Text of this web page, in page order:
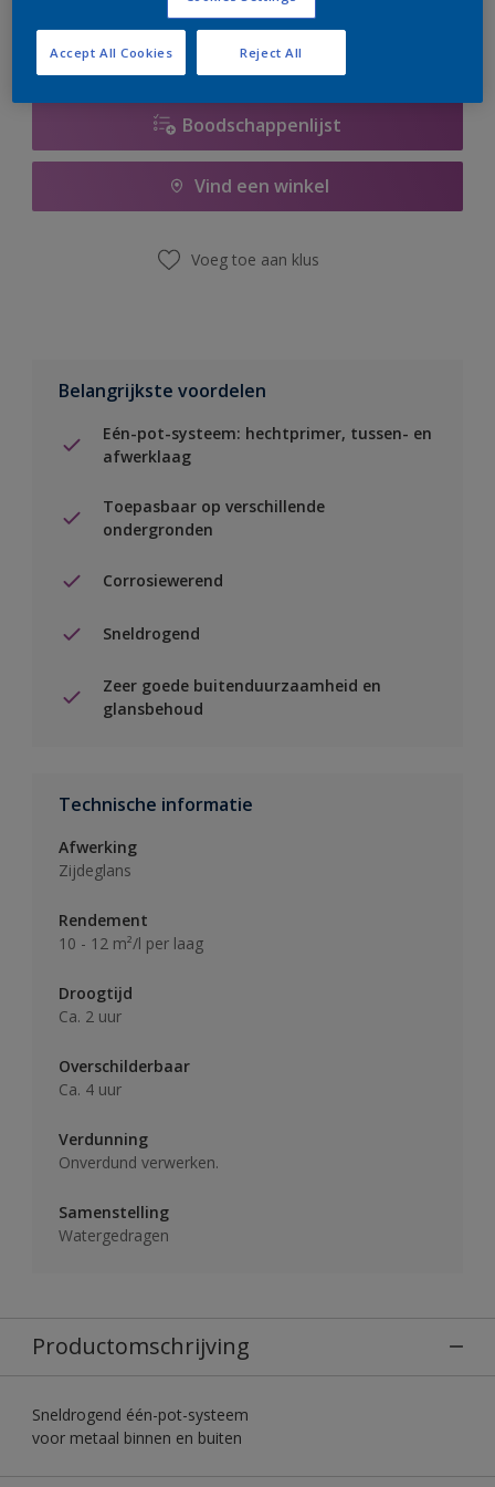
Boodschappenlijst
Vind een winkel
Voeg toe aan klus
Belangrijkste voordelen
Eén-pot-systeem: hechtprimer, tussen- en
afwerklaag
Toepasbaar op verschillende
ondergronden
Corrosiewerend
Sneldrogend
Zeer goede buitenduurzaamheid en
glansbehoud
Technische informatie
Afwerking
Zijdeglans
Rendement
10 - 12 m²/l per laag
Droogtijd
Ca. 2 uur
Overschilderbaar
Ca. 4 uur
Verdunning
Onverdund verwerken.
Samenstelling
Watergedragen
Productomschrijving
Sneldrogend één-pot-systeem
voor metaal binnen en buiten
Reject All
Accept All Cookies